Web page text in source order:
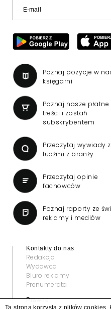
Poznaj pozycje w
księgarni
Poznaj nasze płatne
treści i zostań
subskrybentem
Przeczytaj wywiady z
ludźmi z branży
Przeczytaj opinie
fachowców
Poznaj raporty ze
reklamy i mediów
Kontakty do nas
Redakcja
Wydawca
Biuro reklamy
Prenumerata
Prawne:
Ta strona korzysta z plików cookies.